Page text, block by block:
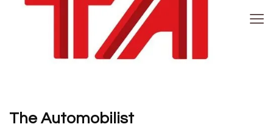
The Automobilist